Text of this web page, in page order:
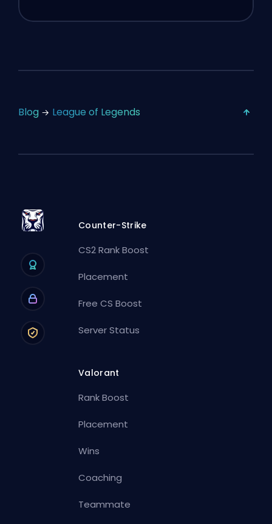
Blog League of Legends
Counter-Strike
CS2 Rank Boost
Placement
Free CS Boost
Server Status
Valorant
Rank Boost
Placement
Wins
Coaching
Teammate